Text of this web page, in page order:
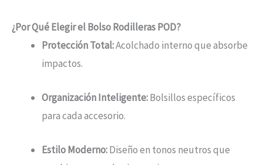
¿Por Qué Elegir el Bolso Rodilleras POD?
Protección Total:Acolchado interno que absorbe
impactos.
Organización Inteligente:Bolsillos específicos
para cada accesorio.
Estilo Moderno:Diseño en tonos neutros que